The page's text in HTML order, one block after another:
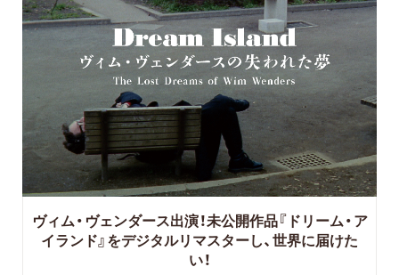
ヴィム・ヴェンダース出演！未公開作品『ドリーム・ア
イランド』をデジタルリマスターし、世界に届けた
い！